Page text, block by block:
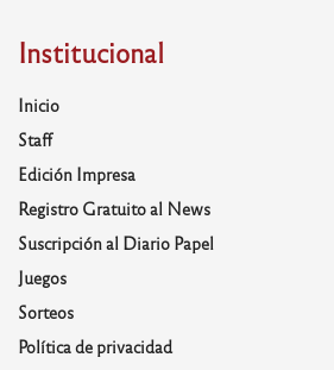
Institucional
Inicio
Staff
Edición Impresa
Registro Gratuito al News
Suscripción al Diario Papel
Juegos
Sorteos
Política de privacidad